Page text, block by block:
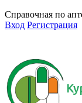
Справочная по
Вход Регистрация